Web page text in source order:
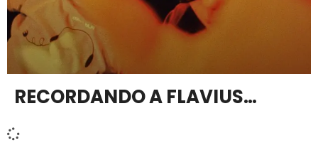
RECORDANDO A FLAVIUS…